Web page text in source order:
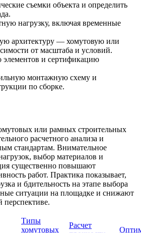
съемки объекта и определить
нагрузку, включая временные
архитектуру — хомутовую или
от масштаба и условий.
элементов и сертификацию
монтажную схему и
по сборке.
или рамных строительных
расчетного анализа и
стандартам. Внимательное
выбор материалов и
существенно повышают
работ. Практика показывает,
и бдительность на этапе выбора
ситуации на площадке и снижают
перспективе.
Типы
хомутовых
Расчет